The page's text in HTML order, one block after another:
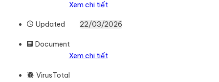
Xem chi tiết
Updated 22/03/2026
Document
Xem chi tiết
VirusTotal